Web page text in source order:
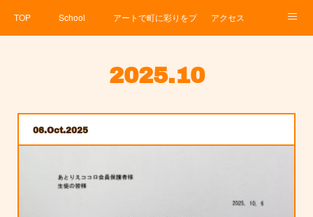
TOP School アートで町に彩りをプロジェクト
アクセス
2025.10
06 Oct 2025